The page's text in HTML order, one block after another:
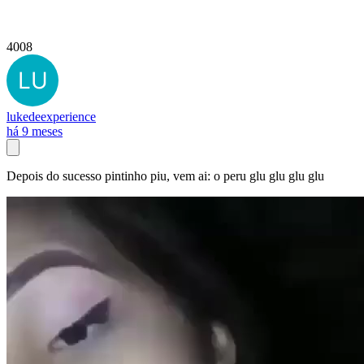
4008
lukedeexperience
há 9 meses
Depois do sucesso pintinho piu, vem ai: o peru glu glu glu glu